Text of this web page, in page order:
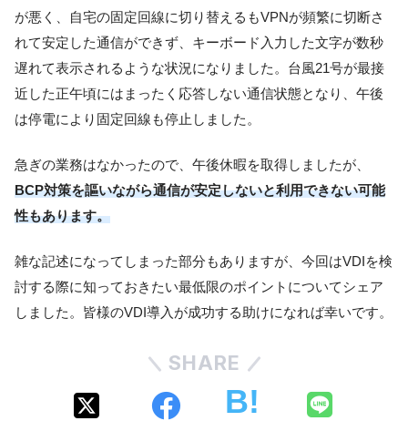
が悪く、自宅の固定回線に切り替えるもVPNが頻繁に切断さ
れて安定した通信ができず、キーボード入力した文字が数秒
遅れて表示されるような状況になりました。台風21号が最接
近した正午頃にはまったく応答しない通信状態となり、午後
は停電により固定回線も停止しました。
急ぎの業務はなかったので、午後休暇を取得しましたが、
BCP対策を謳いながら通信が安定しないと利用できない可能
性もあります。
雑な記述になってしまった部分もありますが、今回はVDIを検
討する際に知っておきたい最低限のポイントについてシェア
しました。皆様のVDI導入が成功する助けになれば幸いです。
SHARE